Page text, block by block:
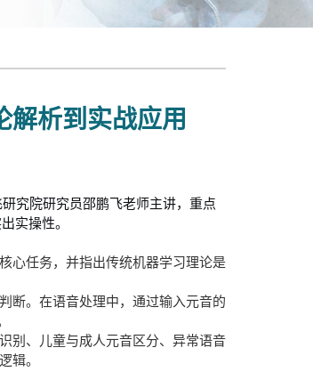
析到实战应用
究院研究员邵鹏飞老师主讲，重点
实操性。
心任务，并指出传统机器学习理论是
断。在语音处理中，通过输入元音的
别、儿童与成人元音区分、异常语音
辑。